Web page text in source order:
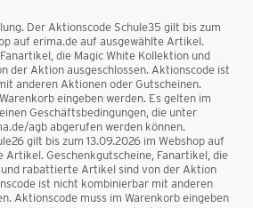
Der Aktionscode Schule35 gilt bis zum
auf erima.de auf ausgewählte Artikel.
die Magic White Kollektion und
der Aktion ausgeschlossen. Aktionscode ist
anderen Aktionen oder Gutscheinen.
eingeben werden. Es gelten im
Geschäftsbedingungen, die unter
agb abgerufen werden können.
gilt bis zum 13.09.2026 im Webshop auf
Artikel. Geschenkgutscheine, Fanartikel, die
rabattierte Artikel sind von der Aktion
ist nicht kombinierbar mit anderen
Aktionscode muss im Warenkorb eingeben